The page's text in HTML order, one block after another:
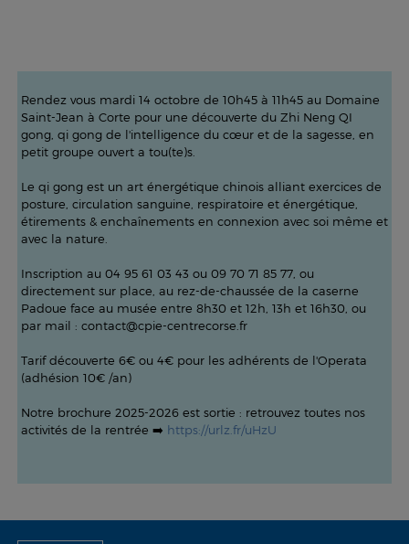
Rendez vous mardi 14 octobre de 10h45 à 11h45 au Domaine
Saint-Jean à Corte pour une découverte du Zhi Neng QI
gong, qi gong de l'intelligence du cœur et de la sagesse, en
petit groupe ouvert a tou(te)s.
Le qi gong est un art énergétique chinois alliant exercices de
posture, circulation sanguine, respiratoire et énergétique,
étirements & enchaînements en connexion avec soi même et
avec la nature.
Inscription au 04 95 61 03 43 ou 09 70 71 85 77, ou
directement sur place, au rez-de-chaussée de la caserne
Padoue face au musée entre 8h30 et 12h, 13h et 16h30, ou
par mail : contact@cpie-centrecorse.fr
Tarif découverte 6€ ou 4€ pour les adhérents de l'Operata
(adhésion 10€ /an)
Notre brochure 2025-2026 est sortie : retrouvez toutes nos
activités de la rentrée ➡️ https://urlz.fr/uHzU